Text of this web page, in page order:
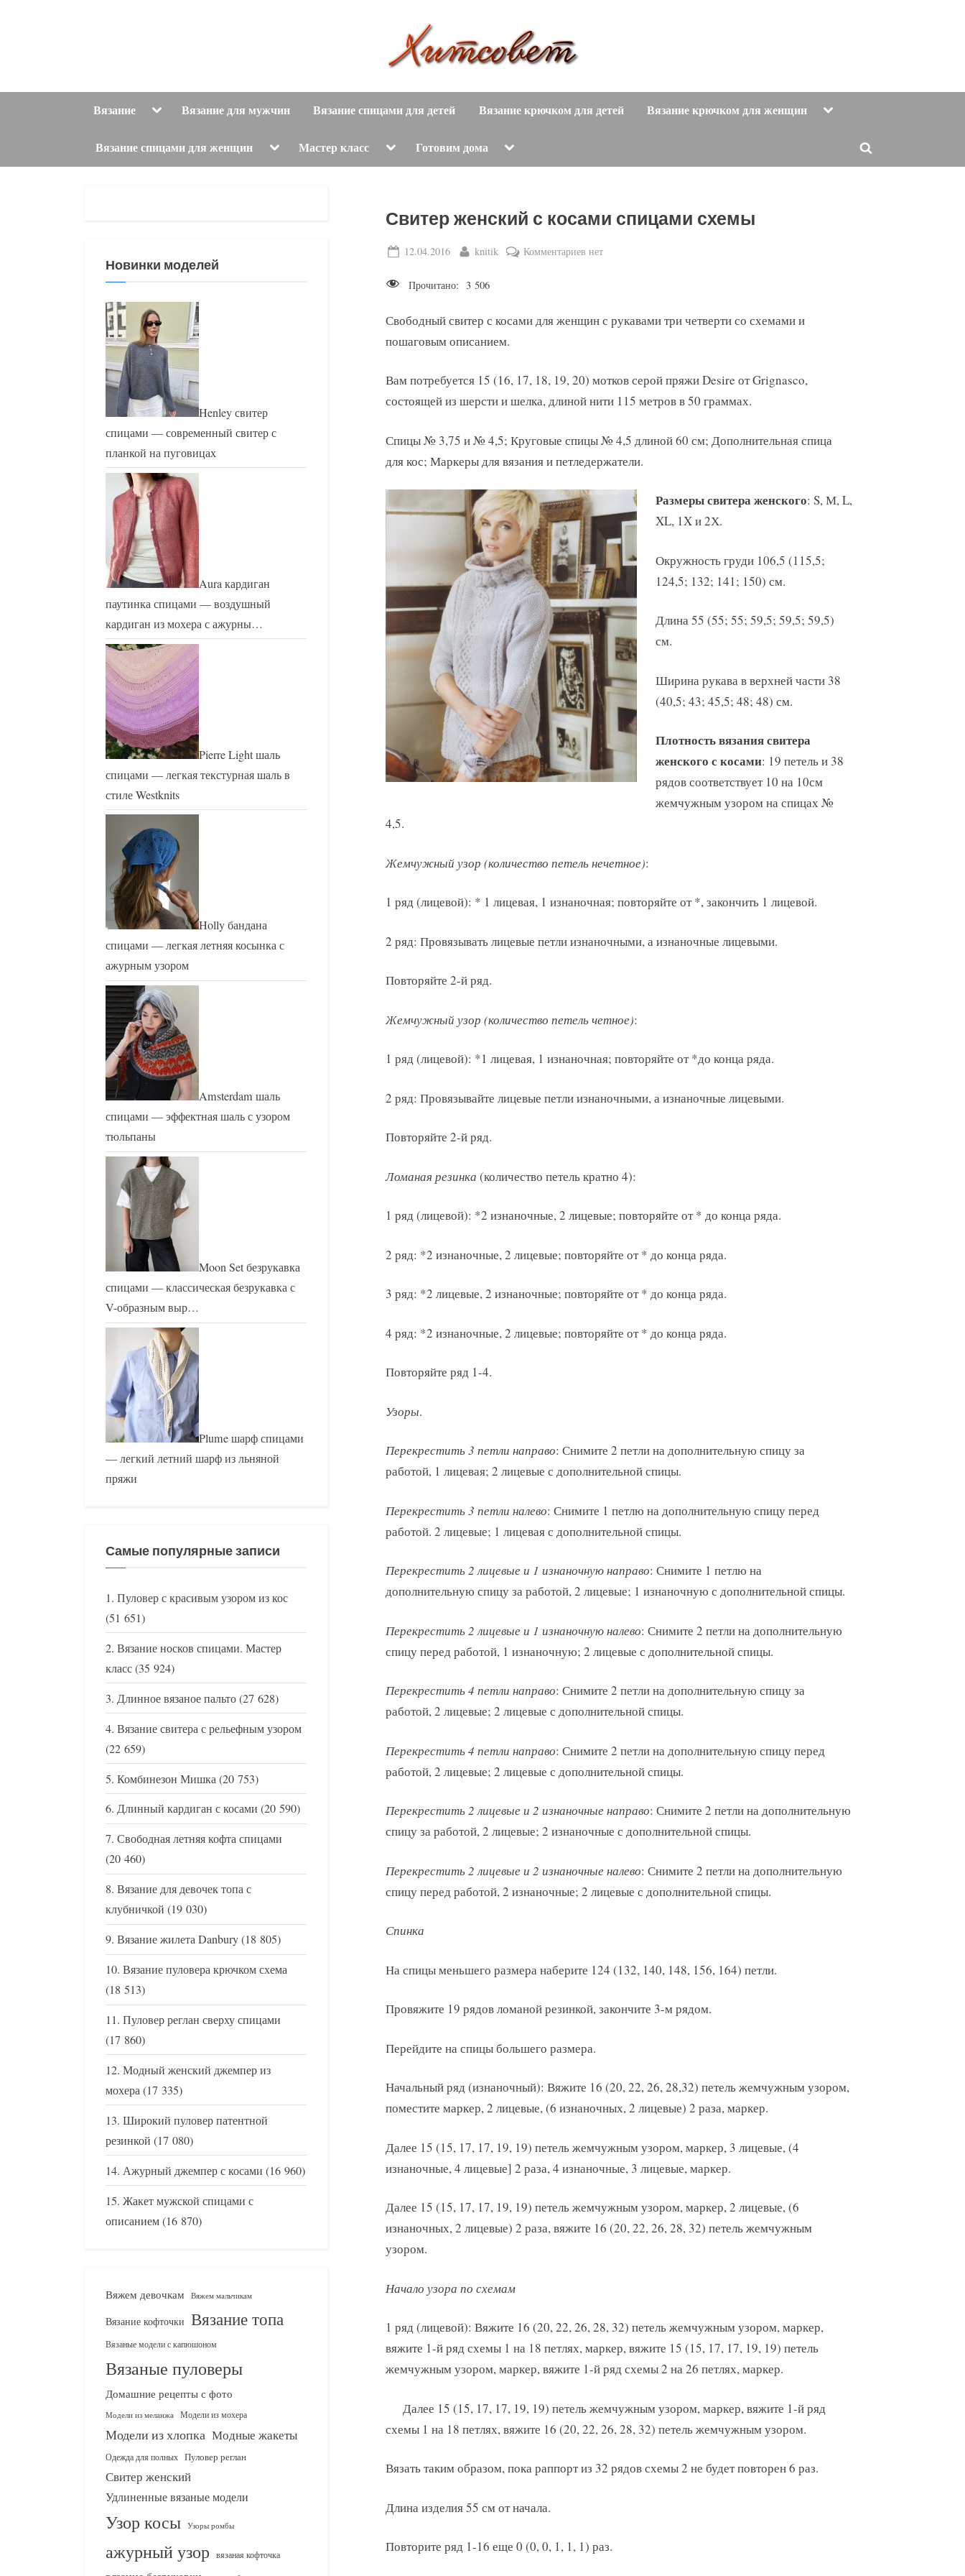
и
т
о
в
е
вязание
с
описанием
и
Вязание ToggleВязание для мужчин Вязание спицами для детей Вязание крючком для детей Вязание крючком для женщин Toggle
Вязание спицами для женщин Toggle
menu
Мастер класс Toggle
menu
Готовим дома Toggle
menu
Toggle
Свитер женский с косами спицами схемы
Posted
12.04.2016 By
knitik Комментариев к
с
схемы
нет
Прочитано: 3 506
Свободный свитер с косами для женщин с рукавами три четверти со схемами и
пошаговым описанием.
Вам потребуется 15 (16, 17, 18, 19, 20) мотков серой пряжи Desire от Grignasco,
состоящей из шерсти и шелка, длиной нити 115 метров в 50 граммах.
Спицы № 3,75 и № 4,5; Круговые спицы № 4,5 длиной 60 см; Дополнительная спица
для кос; Маркеры для вязания и петледержатели.
Размеры свитера женского: S, М, L,
XL, 1X и 2Х.
Окружность груди 106,5 (115,5;
124,5; 132; 141; 150) см.
Длина 55 (55; 55; 59,5; 59,5; 59,5)
см.
Ширина рукава в верхней части 38
(40,5; 43; 45,5; 48; 48) см.
Плотность вязания свитера
женского с косами: 19 петель и 38
рядов соответствует 10 на 10см
жемчужным узором на спицах №
4,5.
Жемчужный узор (количество петель нечетное):
1 ряд (лицевой): * 1 лицевая, 1 изнаночная; повторяйте от *, закончить 1 лицевой.
2 ряд: Провязывать лицевые петли изнаночными, а изнаночные лицевыми.
Повторяйте 2-й ряд.
Жемчужный узор (количество петель четное):
1 ряд (лицевой): *1 лицевая, 1 изнаночная; повторяйте от *до конца ряда.
2 ряд: Провязывайте лицевые петли изнаночными, а изнаночные лицевыми.
Повторяйте 2-й ряд.
Ломаная резинка (количество петель кратно 4):
1 ряд (лицевой): *2 изнаночные, 2 лицевые; повторяйте от * до конца ряда.
2 ряд: *2 изнаночные, 2 лицевые; повторяйте от * до конца ряда.
3 ряд: *2 лицевые, 2 изнаночные; повторяйте от * до конца ряда.
4 ряд: *2 изнаночные, 2 лицевые; повторяйте от * до конца ряда.
Повторяйте ряд 1-4.
Узоры.
Перекрестить 3 петли направо: Снимите 2 петли на дополнительную спицу за
работой, 1 лицевая; 2 лицевые с дополнительной спицы.
Перекрестить 3 петли налево: Снимите 1 петлю на дополнительную спицу перед
работой. 2 лицевые; 1 лицевая с дополнительной спицы.
Перекрестить 2 лицевые и 1 изнаночную направо: Снимите 1 петлю на
дополнительную спицу за работой, 2 лицевые; 1 изнаночную с дополнительной спицы.
Перекрестить 2 лицевые и 1 изнаночную налево: Снимите 2 петли на дополнительную
спицу перед работой, 1 изнаночную; 2 лицевые с дополнительной спицы.
Перекрестить 4 петли направо: Снимите 2 петли на дополнительную спицу за
работой, 2 лицевые; 2 лицевые с дополнительной спицы.
Перекрестить 4 петли направо: Снимите 2 петли на дополнительную спицу перед
работой, 2 лицевые; 2 лицевые с дополнительной спицы.
Перекрестить 2 лицевые и 2 изнаночные направо: Снимите 2 петли на дополнительную
спицу за работой, 2 лицевые; 2 изнаночные с дополнительной спицы.
Перекрестить 2 лицевые и 2 изнаночные налево: Снимите 2 петли на дополнительную
спицу перед работой, 2 изнаночные; 2 лицевые с дополнительной спицы.
Спинка
На спицы меньшего размера наберите 124 (132, 140, 148, 156, 164) петли.
Провяжите 19 рядов ломаной резинкой, закончите 3-м рядом.
Перейдите на спицы большего размера.
Начальный ряд (изнаночный): Вяжите 16 (20, 22, 26, 28,32) петель жемчужным узором,
поместите маркер, 2 лицевые, (6 изнаночных, 2 лицевые) 2 раза, маркер.
Далее 15 (15, 17, 17, 19, 19) петель жемчужным узором, маркер, 3 лицевые, (4
изнаночные, 4 лицевые] 2 раза, 4 изнаночные, 3 лицевые, маркер.
Далее 15 (15, 17, 17, 19, 19) петель жемчужным узором, маркер, 2 лицевые, (6
изнаночных, 2 лицевые) 2 раза, вяжите 16 (20, 22, 26, 28, 32) петель жемчужным
узором.
Начало узора по схемам
1 ряд (лицевой): Вяжите 16 (20, 22, 26, 28, 32) петель жемчужным узором, маркер,
вяжите 1-й ряд схемы 1 на 18 петлях, маркер, вяжите 15 (15, 17, 17, 19, 19) петель
жемчужным узором, маркер, вяжите 1-й ряд схемы 2 на 26 петлях, маркер.
Далее 15 (15, 17, 17, 19, 19) петель жемчужным узором, маркер, вяжите 1-й ряд
схемы 1 на 18 петлях, вяжите 16 (20, 22, 26, 28, 32) петель жемчужным узором.
Вязать таким образом, пока раппорт из 32 рядов схемы 2 не будет повторен 6 раз.
Длина изделия 55 см от начала.
Повторите ряд 1-16 еще 0 (0, 0, 1, 1, 1) раз.
Новинки моделей
Henley свитер
спицами — современный свитер с
планкой на пуговицах
Aura кардиган
паутинка спицами — воздушный
кардиган из мохера с ажурны…
Pierre Light шаль
спицами — легкая текстурная шаль в
стиле Westknits
Holly бандана
спицами — легкая летняя косынка с
ажурным узором
Amsterdam шаль
спицами — эффектная шаль с узором
тюльпаны
Moon Set безрукавка
спицами — классическая безрукавка с
V-образным выр…
Plume шарф спицами
— легкий летний шарф из льняной
пряжи
Самые популярные записи
Пуловер с красивым узором из кос
(51 651)
Вязание носков спицами. Мастер
класс(35 924)
Длинное вязаное пальто(27 628)
Вязание свитера с рельефным узором
(22 659)
Комбинезон Мишка(20 753)
Длинный кардиган с косами (20 590)
Свободная летняя кофта спицами
(20 460)
Вязание для девочек топа с
клубничкой (19 030)
Вязание жилета Danbury(18 805)
Вязание пуловера крючком схема
(18 513)
Пуловер реглан сверху спицами
(17 860)
Модный женский джемпер из
мохера(17 335)
Широкий пуловер патентной
резинкой (17 080)
Ажурный джемпер с косами (16 960)
Жакет мужской спицами с
описанием(16 870)
Вяжем девочкам Вяжем мальчикам
Вязание кофточки Вязание топа
Вязаные модели с капюшоном
Вязаные пуловеры
Домашние рецепты с фото
Модели из меланжа Модели из мохера
Модели из хлопка Модные жакеты
Одежда для полных Пуловер реглан
Свитер женский
Удлиненные вязаные модели
Узор косы Узоры ромбы
ажурный узор вязаная кофточка